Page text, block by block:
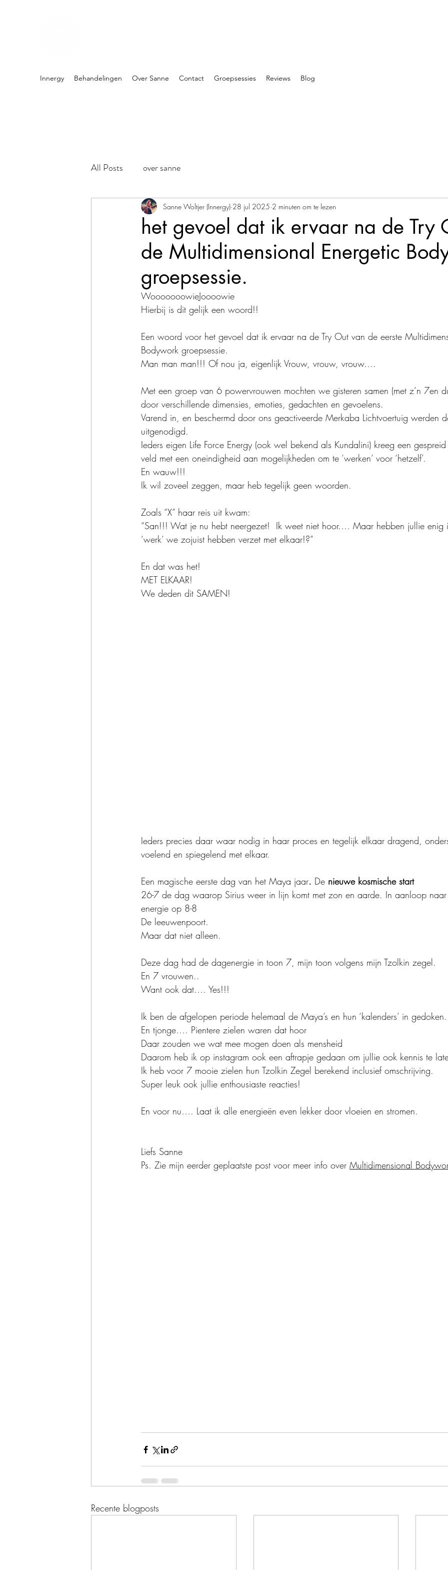
Innergy Behandelingen Over Sanne Contact Groepsessies Reviews Blog
All Posts over sanne
het gevoel dat ik ervaar na de Try
de Multidimensional Energetic
groepsessie.
Sanne Woltjer (Innergy) 28 jul 2025 2 minuten om te lezen
WooooooowieJoooowie
Hierbij is dit gelijk een woord!!
Een woord voor het gevoel dat ik ervaar na de Try Out van de eerste
Bodywork groepsessie.
Man man man!!! Of nou ja, eigenlijk Vrouw, vrouw, vrouw….
Met een groep van 6 powervrouwen mochten we gisteren samen (met z’n 7en
door verschillende dimensies, emoties, gedachten en gevoelens.
Varend in, en beschermd door ons geactiveerde Merkaba Lichtvoertuig werden
uitgenodigd.
Ieders eigen Life Force Energy (ook wel bekend als Kundalini) kreeg een
veld met een oneindigheid aan mogelijkheden om te ‘werken’ voor ‘hetzelf’.
En wauw!!!
Ik wil zoveel zeggen, maar heb tegelijk geen woorden.
Zoals “X” haar reis uit kwam:
“San!!! Wat je nu hebt neergezet!  Ik weet niet hoor…. Maar hebben jullie
‘werk’ we zojuist hebben verzet met elkaar!?”
En dat was het!
MET ELKAAR!
We deden dit SAMEN!
Ieders precies daar waar nodig in haar proces en tegelijk elkaar dragend,
voelend en spiegelend met elkaar.
Een magische eerste dag van het Maya jaar. De nieuwe kosmische start
26-7 de dag waarop Sirius weer in lijn komt met zon en aarde. In aanloop
energie op 8-8
De leeuwenpoort.
Maar dat niet alleen.
Deze dag had de dagenergie in toon 7, mijn toon volgens mijn Tzolkin zegel.
En 7 vrouwen..
Want ook dat…. Yes!!!
Ik ben de afgelopen periode helemaal de Maya’s en hun ‘kalenders’ in gedoken.
En tjonge…. Pientere zielen waren dat hoor
Daar zouden we wat mee mogen doen als mensheid
Daarom heb ik op instagram ook een aftrapje gedaan om jullie ook kennis te
Ik heb voor 7 mooie zielen hun Tzolkin Zegel berekend inclusief omschrijving.
Super leuk ook jullie enthousiaste reacties!
En voor nu…. Laat ik alle energieën even lekker door vloeien en stromen.
Liefs Sanne
Ps. Zie mijn eerder geplaatste post voor meer info over Multidimensional
Recente blogposts